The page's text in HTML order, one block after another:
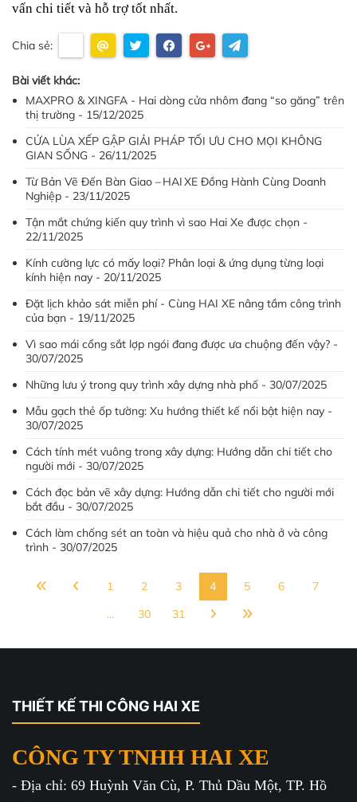
vấn chi tiết và hỗ trợ tốt nhất.
Chia sẻ:
Bài viết khác:
MAXPRO & XINGFA - Hai dòng cửa nhôm đang “so găng” trên
thị trường - 15/12/2025
CỬA LÙA XẾP GẬP GIẢI PHÁP TỐI ƯU CHO MỌI KHÔNG
GIAN SỐNG - 26/11/2025
Từ Bản Vẽ Đến Bàn Giao – HAI XE Đồng Hành Cùng Doanh
Nghiệp - 23/11/2025
Tận mắt chứng kiến quy trình vì sao Hai Xe được chọn -
22/11/2025
Kính cường lực có mấy loại? Phân loại & ứng dụng từng loại
kính hiện nay - 20/11/2025
Đặt lịch khảo sát miễn phí - Cùng HAI XE nâng tầm công trình
của bạn - 19/11/2025
Vì sao mái cổng sắt lợp ngói đang được ưa chuộng đến vậy? -
30/07/2025
Những lưu ý trong quy trình xây dựng nhà phố - 30/07/2025
Mẫu gạch thẻ ốp tường: Xu hướng thiết kế nổi bật hiện nay -
30/07/2025
Cách tính mét vuông trong xây dựng: Hướng dẫn chi tiết cho
người mới - 30/07/2025
Cách đọc bản vẽ xây dựng: Hướng dẫn chi tiết cho người mới
bắt đầu - 30/07/2025
Cách làm chống sét an toàn và hiệu quả cho nhà ở và công
trình - 30/07/2025
1 2 3 4 5 6
7
...
30 31
THIẾT KẾ THI CÔNG HAI XE
CÔNG TY TNHH HAI XE
- Địa chỉ: 69 Huỳnh Văn Cù, P. Thủ Dầu Một, TP. Hồ